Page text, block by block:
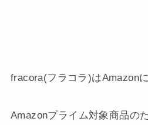
fracora(フラコラ)はAmazon
Amazonプライム対象商品の